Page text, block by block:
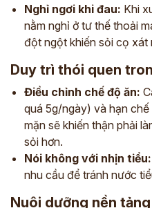
Nghỉ ngơi khi đau: Khi
nằm nghỉ ở tư thế thoải
đột ngột khiến sỏi cọ xát
Duy trì thói quen
Điều chỉnh chế độ ăn:
quá 5g/ngày) và hạn
mặn sẽ khiến thận phải
sỏi hơn.
Nói không với nhịn tiểu:
nhu cầu để tránh nước
Nuôi dưỡng nền